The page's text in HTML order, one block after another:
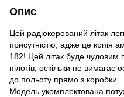
Опис
Цей радіокерований літак
присутністю, адже це копія
182! Цей літак буде чудовим
пілотів, оскільки не вимагає
до польоту прямо з коробки.
Модель укомплектована